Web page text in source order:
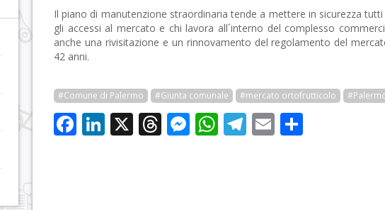
Il piano di manutenzione straordinaria tende a mettere in sicurezza
gli accessi al mercato e chi lavora all´interno del complesso
anche una rivisitazione e un rinnovamento del regolamento del
42 anni.
#Comune di Palermo #Giunta comunale #mercato ortofrutticolo
Facebook
LinkedIn
X Threads
Messenger
WhatsApp
Telegram
Email